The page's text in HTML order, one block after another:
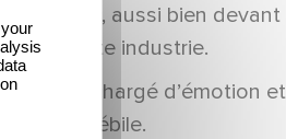
talents, aussi bien devant
vivre cette industrie.
chargé d’émotion
indélébile.